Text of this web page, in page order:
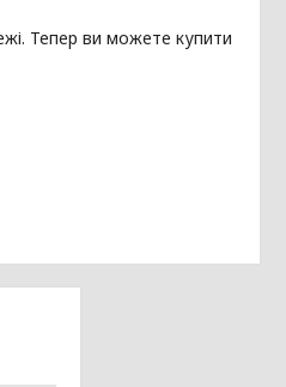
Тепер ви можете купити